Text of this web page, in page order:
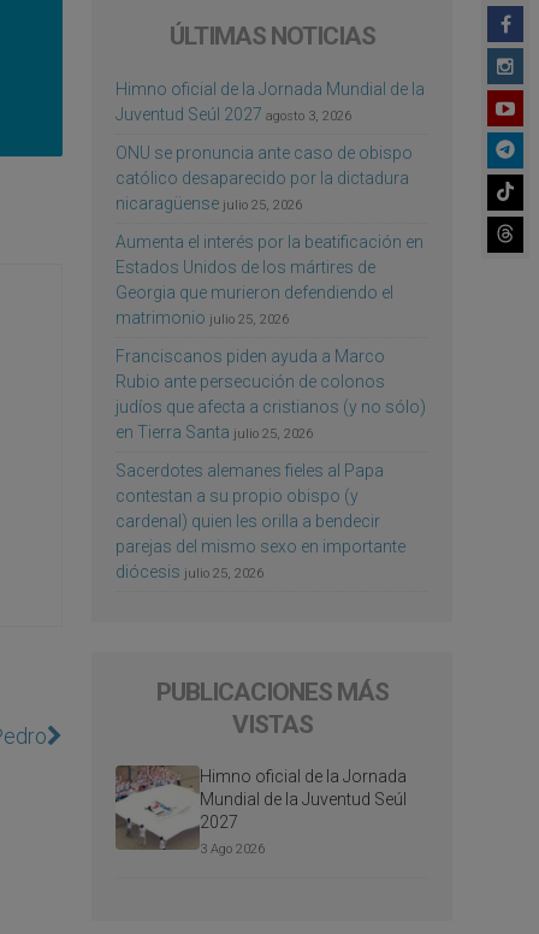
ÚLTIMAS NOTICIAS
Himno oficial de la Jornada Mundial de la
Juventud Seúl 2027 agosto 3, 2026
ONU se pronuncia ante caso de obispo
católico desaparecido por la dictadura
nicaragüense julio 25, 2026
Aumenta el interés por la beatificación en
Estados Unidos de los mártires de
Georgia que murieron defendiendo el
matrimonio julio 25, 2026
Franciscanos piden ayuda a Marco
Rubio ante persecución de colonos
judíos que afecta a cristianos (y no sólo)
en Tierra Santa julio 25, 2026
Sacerdotes alemanes fieles al Papa
contestan a su propio obispo (y
cardenal) quien les orilla a bendecir
parejas del mismo sexo en importante
diócesis julio 25, 2026
PUBLICACIONES MÁS
VISTAS
Himno oficial de la Jornada
Mundial de la Juventud Seúl
2027
3 Ago 2026